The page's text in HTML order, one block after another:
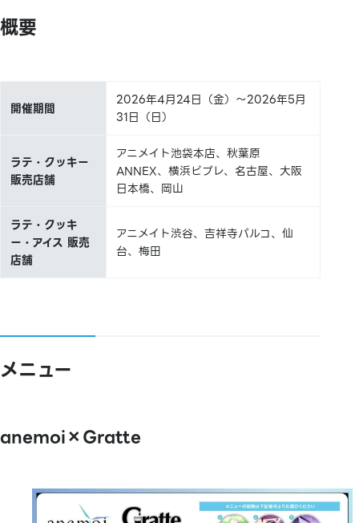
概要
開催期間
2026年4月24日（金）～2026年5月
31日（日）
ラテ・クッキー
販売店舗
アニメイト池袋本店、秋葉原
ANNEX、横浜ビブレ、名古屋、大阪
日本橋、岡山
ラテ・クッキ
ー・アイス 販売
店舗
アニメイト渋谷、吉祥寺パルコ、仙
台、梅田
メニュー
anemoi×Gratte